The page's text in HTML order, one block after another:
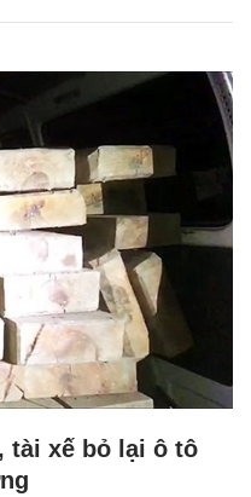
tài xế bỏ lại ô tô